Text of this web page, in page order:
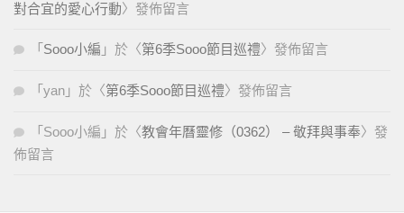
對合宜的愛心行動〉發佈留言
「 Sooo小編 」於〈第6季Sooo節目巡禮〉發佈留言
「 yan 」於〈第6季Sooo節目巡禮〉發佈留言
「 Sooo小編 」於〈教會年曆靈修（0362） – 敬拜與事奉〉發
佈留言